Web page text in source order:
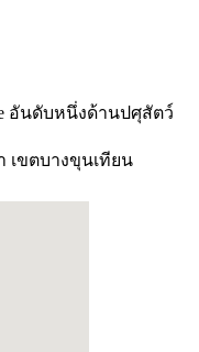
อันดับหนึ่งด้านปศุสัตว์
เขตบางขุนเทียน